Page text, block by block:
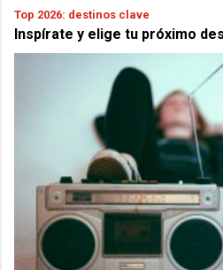
Top 2026: destinos clave
Inspírate y elige tu próximo